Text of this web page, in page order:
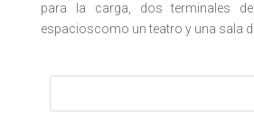
para la carga, dos terminales
espacioscomo un teatro y una sala